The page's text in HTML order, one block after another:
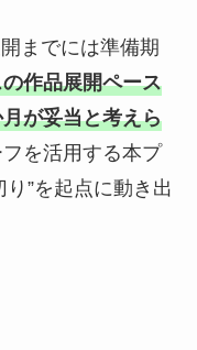
までには準備期
作品展開ペース
が妥当と考えら
を活用する本プ
”を起点に動き出